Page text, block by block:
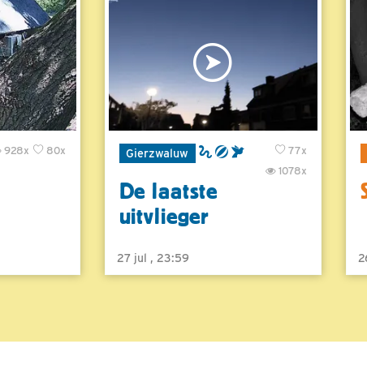
80x
928x Gierzwaluw
77x
1078x
De laatste
uitvlieger
27 jul , 23:59